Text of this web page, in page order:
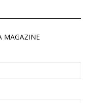
MAGAZINE